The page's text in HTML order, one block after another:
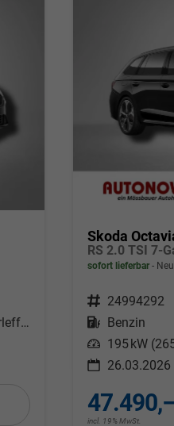
Black-Magic Perleffekt
Skoda
RS 2.0 TSI 7-
sofort lieferbar
Fahrzeugnr. 24994292
Kraftstoff Benzin
Leistung 195 kW
26.03.2026
incl. 19% MwSt.